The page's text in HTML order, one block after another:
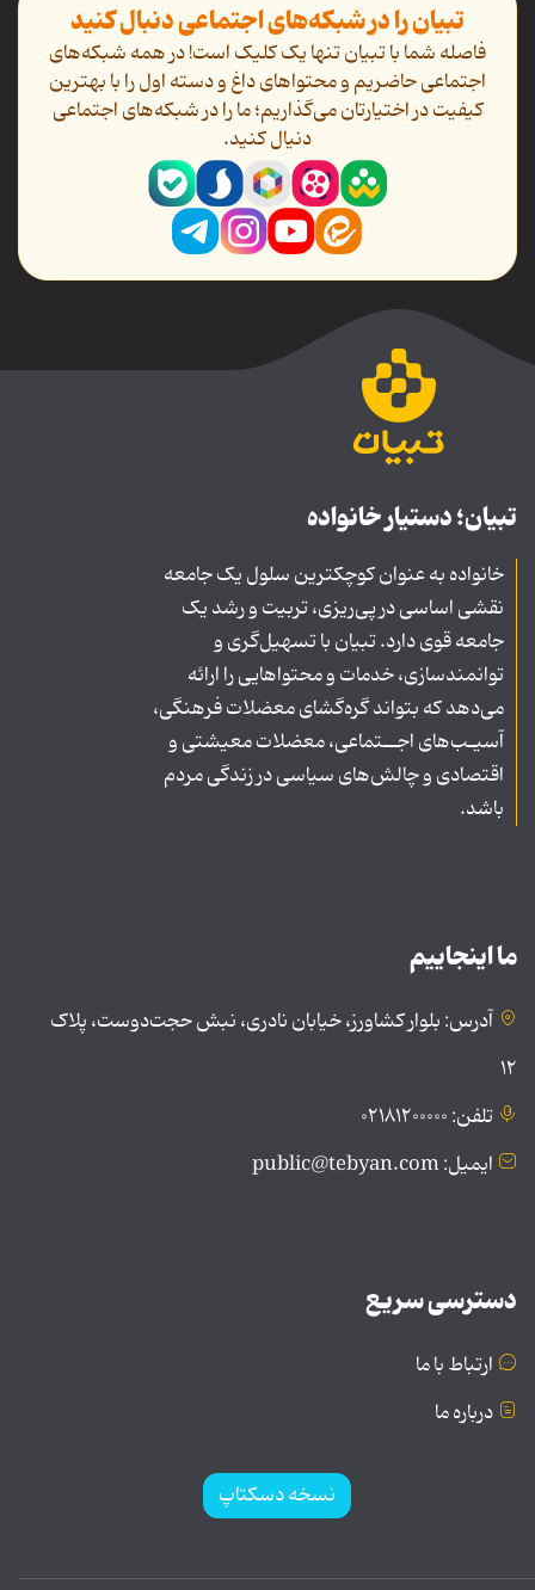
تبیان را در شبکه‌های اجتماعی دنبال کنید
فاصله شما با تبیان تنها یک کلیک است! در همه شبکه‌های
اجتماعی حاضریم و محتواهای داغ و دسته اول را با بهترین
کیفیت در اختیارتان می‌گذاریم؛ ما را در شبکه‌های اجتماعی
دنیال کنید.
تبیان؛ دستیار خانواده
خانواده به عنوان کوچکترین سلول یک جامعه
نقشی اساسی در پی‌ریزی، تربیت و رشد یک
جامعه قوی دارد. تبیان با تسهیل‌گری و
توانمندسازی، خدمات و محتواهایی را ارائه
می‌دهد که بتواند گره‌گشای معضلات فرهنگی،
آسیـب‌های اجــتماعی، معضلات معیشتی و
اقتصادی و چالش‌های سیاسی در زندگی مردم
باشد.
ما اینجاییم
آدرس: بلوار کشاورز، خیابان نادری، نبش حجت‌دوست، پلاک
۱۲
تلفن: ۰۲۱۸۱۲۰۰۰۰۰
ایمیل: public@tebyan.com
دسترسی سریع
ارتباط با ما
درباره ما
نسخه دسکتاپ